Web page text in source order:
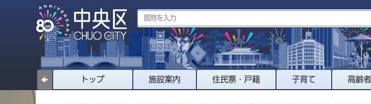
トップ 施設案内 住民票・戸籍 子育て 高齢者